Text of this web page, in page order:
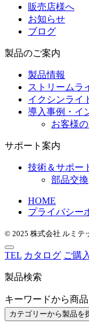
販売店様へ
お知らせ
ブログ
製品のご案内
製品情報
ストリームラ
イクシンライ
導入事例・イ
お客様
サポート案内
技術＆サポー
部品交換
HOME
プライバシー
© 2025 株式会社 ルミテ
TEL カタログ ご購入
製品検索
キーワードから商
カテゴリーから製品を